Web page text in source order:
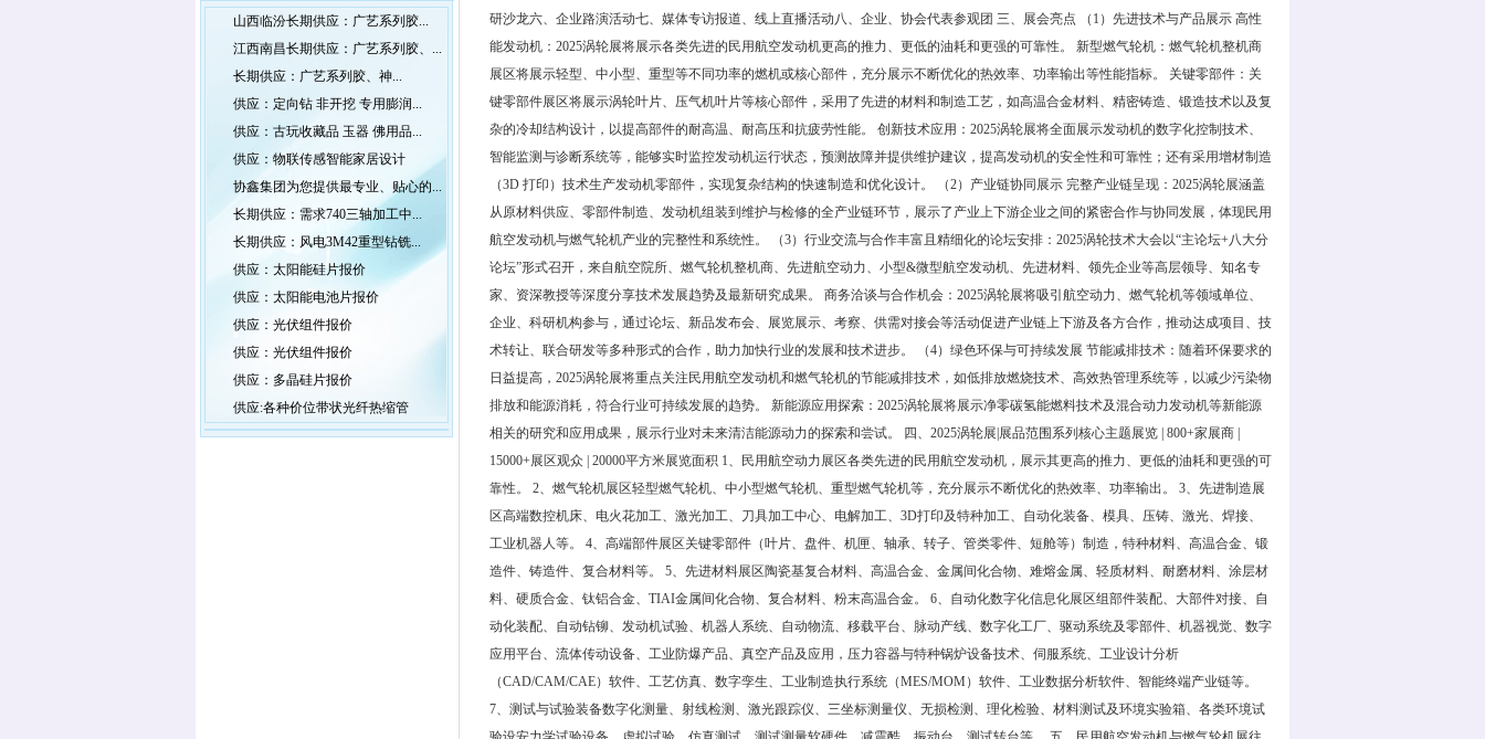
山西临汾长期供应：广艺系列胶...
江西南昌长期供应：广艺系列胶、...
长期供应：广艺系列胶、神...
供应：定向钻 非开挖 专用膨润...
供应：古玩收藏品 玉器 佛用品...
供应：物联传感智能家居设计
协鑫集团为您提供最专业、贴心的...
长期供应：需求740三轴加工中...
长期供应：风电3M42重型钻铣...
供应：太阳能硅片报价
供应：太阳能电池片报价
供应：光伏组件报价
供应：光伏组件报价
供应：多晶硅片报价
供应:各种价位带状光纤热缩管
研沙龙六、企业路演活动七、媒体专访报道、线上直播活动八、企业、协会代表参观团 三、展会亮点 （1）先进技术与产品展示 高性
能发动机：2025涡轮展将展示各类先进的民用航空发动机更高的推力、更低的油耗和更强的可靠性。 新型燃气轮机：燃气轮机整机商
展区将展示轻型、中小型、重型等不同功率的燃机或核心部件，充分展示不断优化的热效率、功率输出等性能指标。 关键零部件：关
键零部件展区将展示涡轮叶片、压气机叶片等核心部件，采用了先进的材料和制造工艺，如高温合金材料、精密铸造、锻造技术以及复
杂的冷却结构设计，以提高部件的耐高温、耐高压和抗疲劳性能。 创新技术应用：2025涡轮展将全面展示发动机的数字化控制技术、
智能监测与诊断系统等，能够实时监控发动机运行状态，预测故障并提供维护建议，提高发动机的安全性和可靠性；还有采用增材制造
（3D 打印）技术生产发动机零部件，实现复杂结构的快速制造和优化设计。 （2）产业链协同展示 完整产业链呈现：2025涡轮展涵盖
从原材料供应、零部件制造、发动机组装到维护与检修的全产业链环节，展示了产业上下游企业之间的紧密合作与协同发展，体现民用
航空发动机与燃气轮机产业的完整性和系统性。 （3）行业交流与合作丰富且精细化的论坛安排：2025涡轮技术大会以“主论坛+八大分
论坛”形式召开，来自航空院所、燃气轮机整机商、先进航空动力、小型&微型航空发动机、先进材料、领先企业等高层领导、知名专
家、资深教授等深度分享技术发展趋势及最新研究成果。 商务洽谈与合作机会：2025涡轮展将吸引航空动力、燃气轮机等领域单位、
企业、科研机构参与，通过论坛、新品发布会、展览展示、考察、供需对接会等活动促进产业链上下游及各方合作，推动达成项目、技
术转让、联合研发等多种形式的合作，助力加快行业的发展和技术进步。 （4）绿色环保与可持续发展 节能减排技术：随着环保要求的
日益提高，2025涡轮展将重点关注民用航空发动机和燃气轮机的节能减排技术，如低排放燃烧技术、高效热管理系统等，以减少污染物
排放和能源消耗，符合行业可持续发展的趋势。 新能源应用探索：2025涡轮展将展示净零碳氢能燃料技术及混合动力发动机等新能源
相关的研究和应用成果，展示行业对未来清洁能源动力的探索和尝试。 四、2025涡轮展|展品范围系列核心主题展览 | 800+家展商 |
15000+展区观众 | 20000平方米展览面积 1、民用航空动力展区各类先进的民用航空发动机，展示其更高的推力、更低的油耗和更强的可
靠性。 2、燃气轮机展区轻型燃气轮机、中小型燃气轮机、重型燃气轮机等，充分展示不断优化的热效率、功率输出。 3、先进制造展
区高端数控机床、电火花加工、激光加工、刀具加工中心、电解加工、3D打印及特种加工、自动化装备、模具、压铸、激光、焊接、
工业机器人等。 4、高端部件展区关键零部件（叶片、盘件、机匣、轴承、转子、管类零件、短舱等）制造，特种材料、高温合金、锻
造件、铸造件、复合材料等。 5、先进材料展区陶瓷基复合材料、高温合金、金属间化合物、难熔金属、轻质材料、耐磨材料、涂层材
料、硬质合金、钛铝合金、TIAI金属间化合物、复合材料、粉末高温合金。 6、自动化数字化信息化展区组部件装配、大部件对接、自
动化装配、自动钻铆、发动机试验、机器人系统、自动物流、移载平台、脉动产线、数字化工厂、驱动系统及零部件、机器视觉、数字
应用平台、流体传动设备、工业防爆产品、真空产品及应用，压力容器与特种锅炉设备技术、伺服系统、工业设计分析
（CAD/CAM/CAE）软件、工艺仿真、数字孪生、工业制造执行系统（MES/MOM）软件、工业数据分析软件、智能终端产业链等。
7、测试与试验装备数字化测量、射线检测、激光跟踪仪、三坐标测量仪、无损检测、理化检验、材料测试及环境实验箱、各类环境试